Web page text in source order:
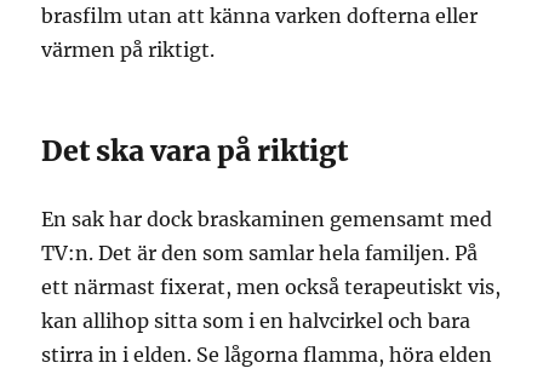
brasfilm utan att känna varken dofterna eller
värmen på riktigt.
Det ska vara på riktigt
En sak har dock braskaminen gemensamt med
TV:n. Det är den som samlar hela familjen. På
ett närmast fixerat, men också terapeutiskt vis,
kan allihop sitta som i en halvcirkel och bara
stirra in i elden. Se lågorna flamma, höra elden